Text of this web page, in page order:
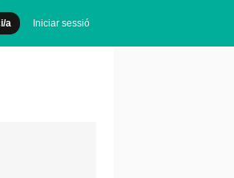
a Iniciar sessió